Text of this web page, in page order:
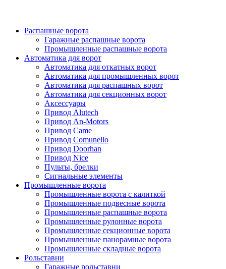
Распашные ворота
Гаражные распашные ворота
Промышленные распашные ворота
Автоматика для ворот
Автоматика для откатных ворот
Автоматика для промышленных ворот
Автоматика для распашных ворот
Автоматика для секционных ворот
Аксессуары
Привод Alutech
Привод An-Motors
Привод Came
Привод Comunello
Привод Doorhan
Привод Nice
Пульты, брелки
Сигнальные элементы
Промышленные ворота
Промышленные ворота с калиткой
Промышленные подвесные ворота
Промышленные распашные ворота
Промышленные рулонные ворота
Промышленные секционные ворота
Промышленные панорамные ворота
Промышленные складные ворота
Рольставни
Гаражные рольставни